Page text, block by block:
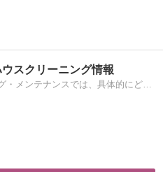
スクリーニング情報
ビルやオフィスのクリーニング・メンテナンスでは、具体的にどんなことをしてもらえるんでしょうか？これら管理サービスでは、清掃や設備の管理をしてもらえます。